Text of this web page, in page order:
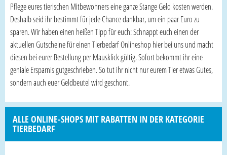
Pflege eures tierischen Mitbewohners eine ganze Stange Geld kosten werden.
Deshalb seid ihr bestimmt für jede Chance dankbar, um ein paar Euro zu
sparen. Wir haben einen heißen Tipp für euch: Schnappt euch einen der
aktuellen Gutscheine für einen Tierbedarf Onlineshop hier bei uns und macht
diesen bei eurer Bestellung per Mausklick gültig. Sofort bekommt ihr eine
geniale Ersparnis gutgeschrieben. So tut ihr nicht nur eurem Tier etwas Gutes,
sondern auch euer Geldbeutel wird geschont.
ALLE ONLINE-SHOPS MIT RABATTEN IN DER KATEGORIE
TIERBEDARF